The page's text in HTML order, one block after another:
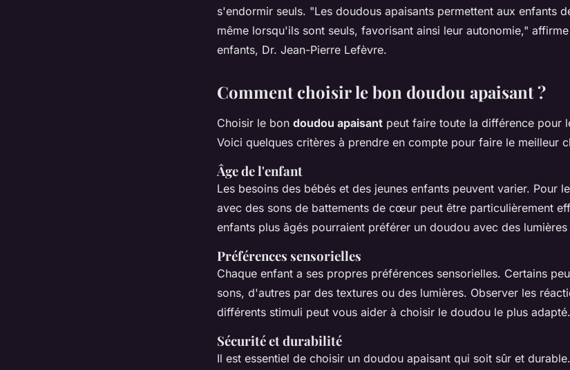
s'endormir seuls. "Les doudous apaisants permettent aux enfants
même lorsqu'ils sont seuls, favorisant ainsi leur autonomie,"
enfants, Dr. Jean-Pierre Lefèvre.
Comment choisir le bon doudou apaisant ?
Choisir le bon doudou apaisant peut faire toute la différence pour
Voici quelques critères à prendre en compte pour faire le meilleur
Âge de l'enfant
Les besoins des bébés et des jeunes enfants peuvent varier. Pour
avec des sons de battements de cœur peut être particulièrement
enfants plus âgés pourraient préférer un doudou avec des
Préférences sensorielles
Chaque enfant a ses propres préférences sensorielles. Certains
sons, d'autres par des textures ou des lumières. Observer les
différents stimuli peut vous aider à choisir le doudou le plus adapté.
Sécurité et durabilité
Il est essentiel de choisir un doudou apaisant qui soit sûr et